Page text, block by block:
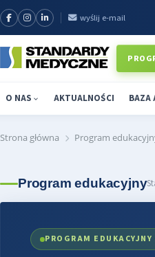
wyślij e-mail
O NAS AKTUALNOŚCI BAZA
Strona główna Program
Program edukacyjny
PROGRAM